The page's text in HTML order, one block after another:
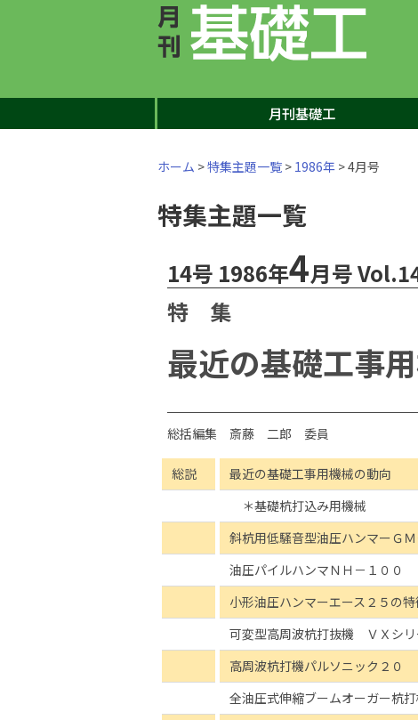
月刊基礎工
ホーム >特集主題一覧 > 1986年 > 4月号
特集主題一覧
14号 1986年4月号
特 集
最近の基礎工事
総括編集 斎藤 二郎 委員
総説 最近の基礎工事用機械の動向
＊基礎杭打込み用機械
斜杭用低騒音型油圧ハンマーＧ
油圧パイルハンマＮＨ－１００
小形油圧ハンマーエース２５の
可変型高周波杭打抜機 ＶＸシリ
高周波杭打機パルソニック２０
全油圧式伸縮ブームオーガー杭